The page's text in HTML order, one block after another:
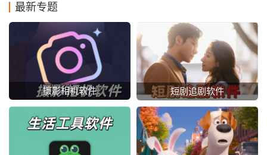
最新专题
摄影相机软件 短剧追剧软件